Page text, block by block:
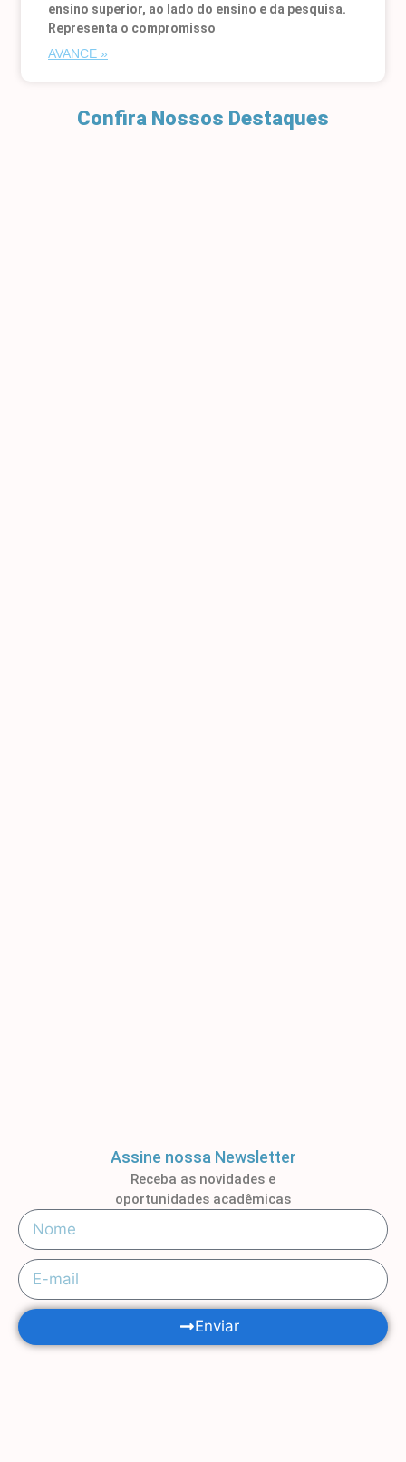
ensino superior, ao lado do ensino e da pesquisa.
Representa o compromisso
AVANCE »
Confira Nossos Destaques
Assine nossa Newsletter
Receba as novidades e
oportunidades acadêmicas
Enviar